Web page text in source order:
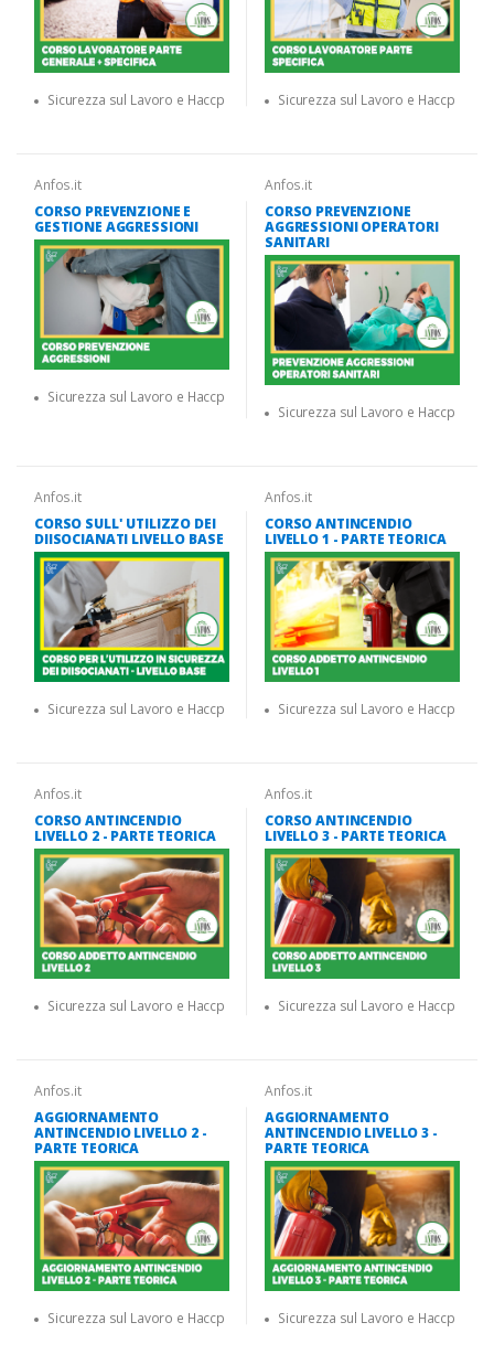
Sicurezza sul Lavoro e Haccp Sicurezza sul Lavoro e Haccp
Anfos.it
CORSO PREVENZIONE E
GESTIONE AGGRESSIONI
Sicurezza sul Lavoro e Haccp
Anfos.it
CORSO PREVENZIONE
AGGRESSIONI OPERATORI
SANITARI
Sicurezza sul Lavoro e Haccp
Anfos.it
CORSO SULL' UTILIZZO DEI
DIISOCIANATI LIVELLO BASE
Sicurezza sul Lavoro e Haccp
Anfos.it
CORSO ANTINCENDIO
LIVELLO 1 - PARTE TEORICA
Sicurezza sul Lavoro e Haccp
Anfos.it
CORSO ANTINCENDIO
LIVELLO 2 - PARTE TEORICA
Sicurezza sul Lavoro e Haccp
Anfos.it
CORSO ANTINCENDIO
LIVELLO 3 - PARTE TEORICA
Sicurezza sul Lavoro e Haccp
Anfos.it
AGGIORNAMENTO
ANTINCENDIO LIVELLO 2 -
PARTE TEORICA
Sicurezza sul Lavoro e Haccp
Anfos.it
AGGIORNAMENTO
ANTINCENDIO LIVELLO 3 -
PARTE TEORICA
Sicurezza sul Lavoro e Haccp